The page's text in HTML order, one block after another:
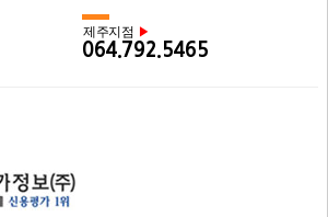
제주지점 ▶
064.792.5465